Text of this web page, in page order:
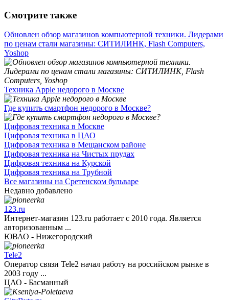
Смотрите также
Обновлен обзор магазинов компьютерной техники. Лидерами
по ценам стали магазины: СИТИЛИНК, Flash Computers,
Yoshop
Техника Apple недорого в Москве
Где купить смартфон недорого в Москве?
Цифровая техника в Москве
Цифровая техника в ЦАО
Цифровая техника в Мещанском районе
Цифровая техника на Чистых прудах
Цифровая техника на Курской
Цифровая техника на Трубной
Все магазины на Сретенском бульваре
Недавно добавлено
123.ru
Интернет-магазин 123.ru работает с 2010 года. Является
авторизованным ...
ЮВАО - Нижегородский
Tele2
Оператор связи Tele2 начал работу на российском рынке в
2003 году ...
ЦАО - Басманный